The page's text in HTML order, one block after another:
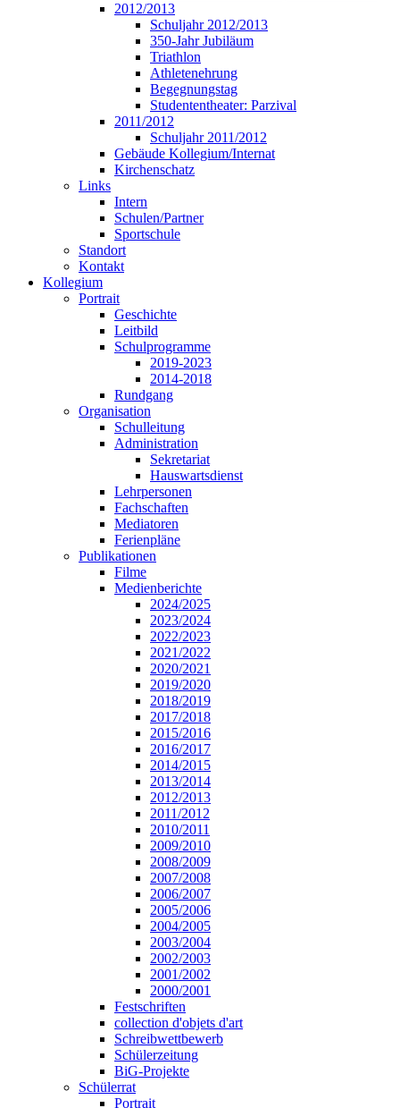
2012/2013
Schuljahr 2012/2013
350-Jahr Jubiläum
Triathlon
Athletenehrung
Begegnungstag
Studententheater: Parzival
2011/2012
Schuljahr 2011/2012
Gebäude Kollegium/Internat
Kirchenschatz
Links
Intern
Schulen/Partner
Sportschule
Standort
Kontakt
Kollegium
Portrait
Geschichte
Leitbild
Schulprogramme
2019-2023
2014-2018
Rundgang
Organisation
Schulleitung
Administration
Sekretariat
Hauswartsdienst
Lehrpersonen
Fachschaften
Mediatoren
Ferienpläne
Publikationen
Filme
Medienberichte
2024/2025
2023/2024
2022/2023
2021/2022
2020/2021
2019/2020
2018/2019
2017/2018
2015/2016
2016/2017
2014/2015
2013/2014
2012/2013
2011/2012
2010/2011
2009/2010
2008/2009
2007/2008
2006/2007
2005/2006
2004/2005
2003/2004
2002/2003
2001/2002
2000/2001
Festschriften
collection d'objets d'art
Schreibwettbewerb
Schülerzeitung
BiG-Projekte
Schülerrat
Portrait